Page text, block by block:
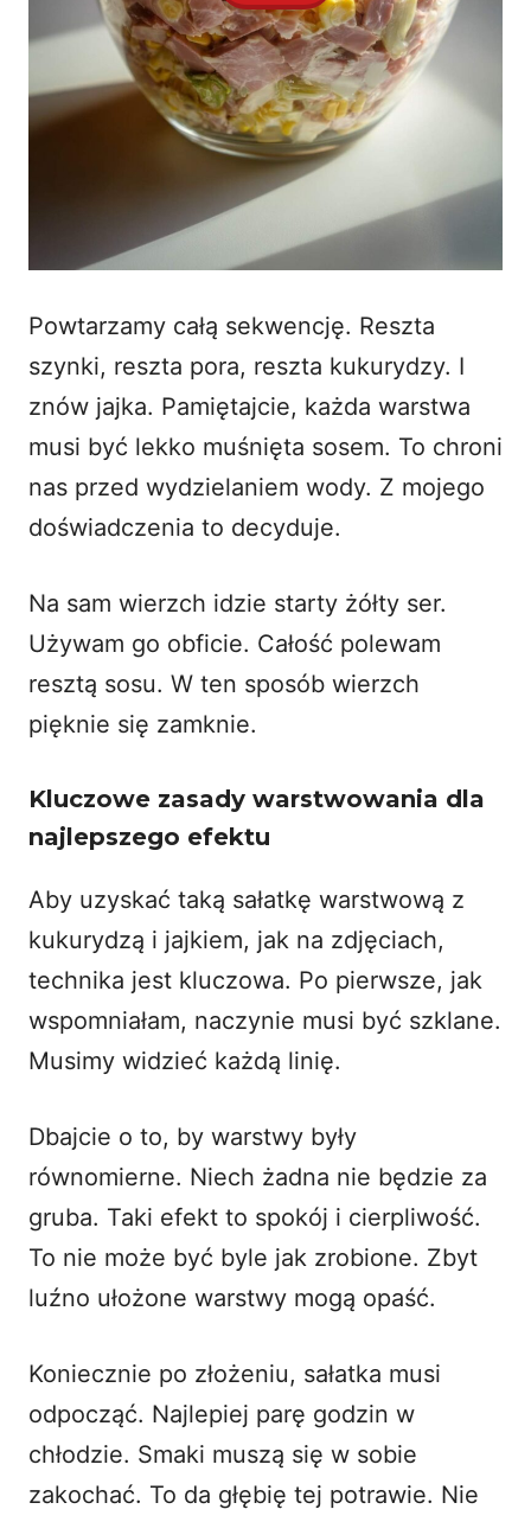
Powtarzamy całą sekwencję. Reszta
szynki, reszta pora, reszta kukurydzy. I
znów jajka. Pamiętajcie, każda warstwa
musi być lekko muśnięta sosem. To chroni
nas przed wydzielaniem wody. Z mojego
doświadczenia to decyduje.
Na sam wierzch idzie starty żółty ser.
Używam go obficie. Całość polewam
resztą sosu. W ten sposób wierzch
pięknie się zamknie.
Kluczowe zasady warstwowania dla
najlepszego efektu
Aby uzyskać taką sałatkę warstwową z
kukurydzą i jajkiem, jak na zdjęciach,
technika jest kluczowa. Po pierwsze, jak
wspomniałam, naczynie musi być szklane.
Musimy widzieć każdą linię.
Dbajcie o to, by warstwy były
równomierne. Niech żadna nie będzie za
gruba. Taki efekt to spokój i cierpliwość.
To nie może być byle jak zrobione. Zbyt
luźno ułożone warstwy mogą opaść.
Koniecznie po złożeniu, sałatka musi
odpocząć. Najlepiej parę godzin w
chłodzie. Smaki muszą się w sobie
zakochać. To da głębię tej potrawie. Nie